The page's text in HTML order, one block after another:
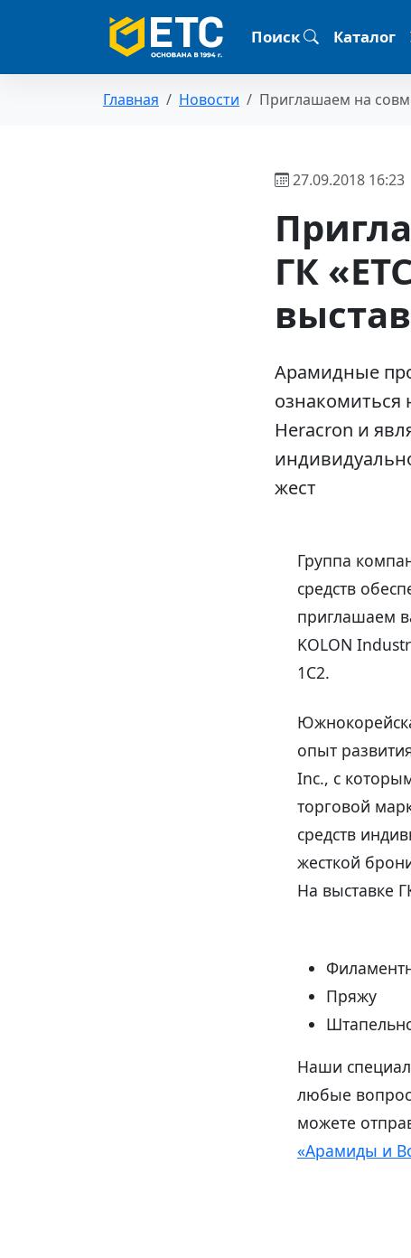
Поиск Каталог
Главная Новости Приглашаем на
27.09.2018 16:23
ГК
Арамидные
ознакомиться
Heracron и
жест
Группа
средств
приглашаем
KOLON
1С2.
опыт
Inc., с
торговой
средств
жесткой
На выставке
Пряжу
Наши
любые
можете
«Арамиды и